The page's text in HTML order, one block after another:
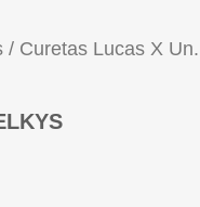
/ Curetas Lucas X